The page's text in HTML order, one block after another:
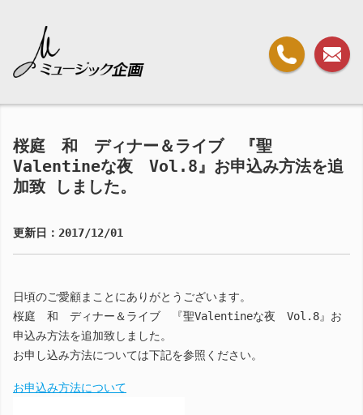
桜庭 和 ディナー＆ライブ 『聖
Valentineな夜 Vol.8』お申込み方法を追
加致 しました。
更新日：2017/12/01
日頃のご愛顧まことにありがとうございます。
桜庭 和 ディナー＆ライブ 『聖Valentineな夜 Vol.8』お
申込み方法を追加致しました。
お申し込み方法については下記を参照ください。
お申込み方法について